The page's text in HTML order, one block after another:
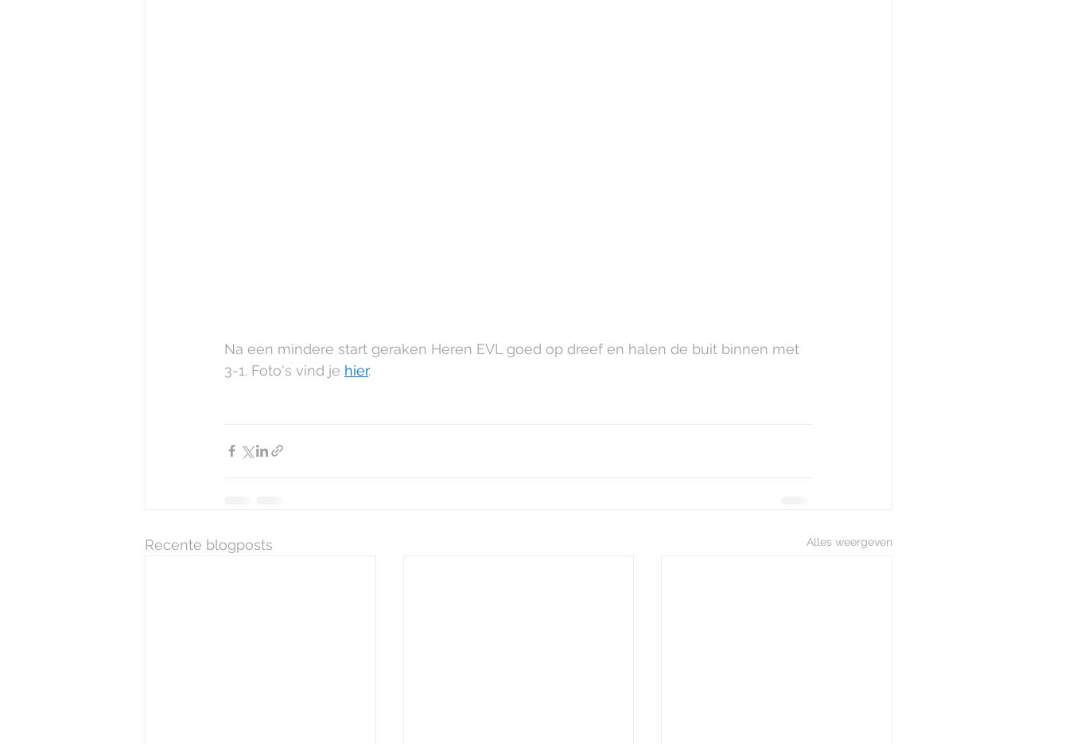
Na een mindere start geraken Heren EVL goed op dreef en halen de buit binnen met
3-1. Foto's vind je hier.
Recente blogposts Alles weergeven